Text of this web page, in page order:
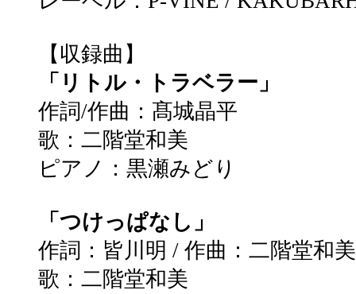
【収録曲】
「リトル・トラベラー」
作詞/作曲：髙城晶平
歌：二階堂和美
ピアノ：黒瀬みどり
「つけっぱなし」
作詞：皆川明 / 作曲：二階堂和美
歌：二階堂和美